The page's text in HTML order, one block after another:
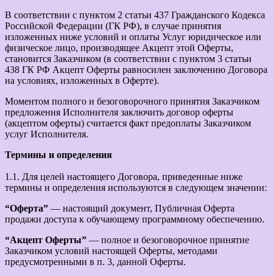
В соответствии с пунктом 2 статьи 437 Гражданского Кодекса
Российской Федерации (ГК РФ), в случае принятия
изложенных ниже условий и оплаты Услуг юридическое или
физическое лицо, производящее Акцепт этой Оферты,
становится Заказчиком (в соответствии с пунктом 3 статьи
438 ГК РФ Акцепт Оферты равносилен заключению Договора
на условиях, изложенных в Оферте).
Моментом полного и безоговорочного принятия Заказчиком
предложения Исполнителя заключить договор оферты
(акцептом оферты) считается факт предоплаты Заказчиком
услуг Исполнителя.
Термины и определения
1.1. Для целей настоящего Договора, приведенные ниже
термины и определения используются в следующем значении:
“Оферта” — настоящий документ, Публичная Оферта
продажи доступа к обучающему программному обеспечению.
“Акцепт Оферты” — полное и безоговорочное принятие
Заказчиком условий настоящей Оферты, методами
предусмотренными в п. 3, данной Оферты.